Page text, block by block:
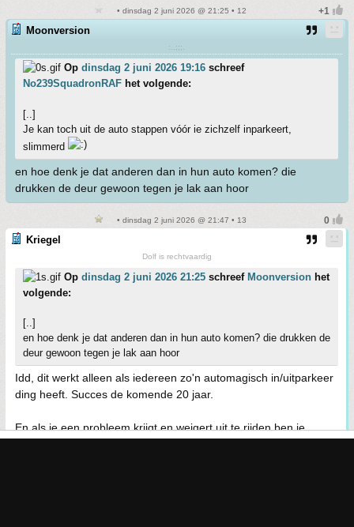
• dinsdag 2 juni 2026 @ 21:25 • 12
Moonversion
:..;;;.
Op dinsdag 2 juni 2026 19:16 schreef
No239SquadronRAF het volgende:
[..]
Je kan toch uit de auto stappen vóór ie zichzelf inparkeert,
slimmerd
en hoe denk je dat anderen dan in hun auto komen? die
drukken de deur gewoon tegen je lak aan hoor
• dinsdag 2 juni 2026 @ 21:47 • 13
Kriegel
Dolf is rechtvaardig
Op dinsdag 2 juni 2026 21:25 schreef Moonversion het
volgende:
[..]
en hoe denk je dat anderen dan in hun auto komen? die drukken de
deur gewoon tegen je lak aan hoor
Idd, dit werkt alleen als iedereen zo'n automagisch in/uitparkeer
ding heeft. Succes de komende 20 jaar.
En als ie een probleem krijgt en weigert uit te rijden ben je